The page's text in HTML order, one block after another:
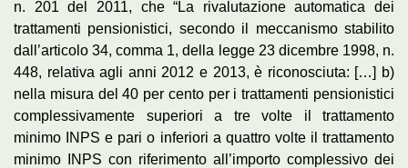
n. 201 del 2011, che “La rivalutazione automatica dei
trattamenti pensionistici, secondo il meccanismo stabilito
dall’articolo 34, comma 1, della legge 23 dicembre 1998, n.
448, relativa agli anni 2012 e 2013, è riconosciuta: […] b)
nella misura del 40 per cento per i trattamenti pensionistici
complessivamente superiori a tre volte il trattamento
minimo INPS e pari o inferiori a quattro volte il trattamento
minimo INPS con riferimento all’importo complessivo dei